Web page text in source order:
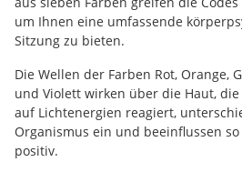
um Ihnen eine umfassende
Sitzung zu bieten.
Die Wellen der Farben Rot, Orange,
und Violett wirken über die Haut,
auf Lichtenergien reagiert,
Organismus ein und beeinflussen
positiv.